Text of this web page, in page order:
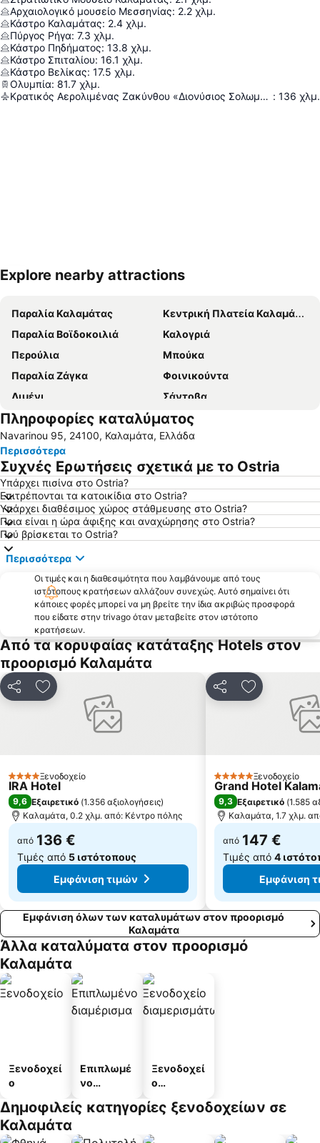
Αρχαιολογικό μουσείο Μεσσηνίας: 2.2 χλμ.
Κάστρο Καλαμάτας: 2.4 χλμ.
Πύργος Ρήγα: 7.3 χλμ.
Κάστρο Πηδήματος: 13.8 χλμ.
Κάστρο Σπιταλίου: 16.1 χλμ.
Κάστρο Βελίκας: 17.5 χλμ.
Ολυμπία: 81.7 χλμ.
Κρατικός Αερολιμένας Ζακύνθου «Διονύσιος Σολωμός» : 136 χλμ.
Ανάπτυξη χάρτη
Explore nearby attractions
Παραλία Καλαμάτας
Κεντρική Πλατεία Καλαμάτας
Παραλία Βοϊδοκοιλιά
Καλογριά
Περούλια
Μπούκα
Παραλία Ζάγκα
Φοινικούντα
Λιμένι
Σάντοβα
Χράνοι
Στούπα
Παραλία Βελίκας
Φαράγγι της Νέδας
Σπήλαια Διρού
Μεθώνη
Άγιος Ανδρέας
Οίτυλο
Λιμάνι Καλαμάτας
Κυπαρισσία
Πλατεία Αθανάτων
Γιάλοβα
Παραλία Αγερανός
Πεταλίδι
Παραλία Ρωμανού
Πολυλίμνιο
Άγιος Δημήτριος
Μικρά Μαντίνεια
Αβία - Αγροτικός Ελαιουργικός Συνεταιρισμός Μικρής Μαντίνειας και Αβίας Καλαμάτας
Πανταζί
ΚΤΕΛ Νομού Μεσσηνίας
Καλό Νερό
Ιστορικό Κέντρο Καλαμάτας
Σελινίτσα
Αλμυρός
Παραδοσιακός Οικισμός Αρεόπολης
Παραδοσιακός Οικισμός Θαλάμες
Καστράκι - Μετέωρο
Παραδοσιακός Οικισμός Γυθείου
Ριτσά
Πληροφορίες καταλύματος
Navarinou 95, 24100, Καλαμάτα, Ελλάδα
Περισσότερα
Συχνές Ερωτήσεις σχετικά με το Ostria
Υπάρχει πισίνα στο Ostria?
Επιτρέπονται τα κατοικίδια στο Ostria?
Υπάρχει διαθέσιμος χώρος στάθμευσης στο Ostria?
Ποια είναι η ώρα άφιξης και αναχώρησης στο Ostria?
Πού βρίσκεται το Ostria?
Περισσότερα
Οι τιμές και η διαθεσιμότητα που λαμβάνουμε από τους
ιστότοπους κρατήσεων αλλάζουν συνεχώς. Αυτό σημαίνει ότι
κάποιες φορές μπορεί να μη βρείτε την ίδια ακριβώς προσφορά
που είδατε στην trivago όταν μεταβείτε στον ιστότοπο
κρατήσεων.
Από τα κορυφαίας κατάταξης Hotels στον
προορισμό Καλαμάτα
ΚοινοποίησηΠροσθήκη στα αγαπημένα
4 ΑστέριαΞενοδοχείο
IRA Hotel
9,6 Εξαιρετικό (1.356 αξιολογήσεις)
Καλαμάτα, 0.2 χλμ. από: Κέντρο πόλης
από 136 €
Τιμές από 5 ιστότοπους
Εμφάνιση τιμών
ΚοινοποίησηΠροσθήκη
5 ΑστέριαΞενοδοχείο
Grand Hotel
9,3 Εξαιρετικό (1.585
Καλαμάτα, 1.7 χλμ.
από 147 €
Τιμές από 4
Εμφάνιση
Εμφάνιση όλων των καταλυμάτων στον προορισμό
Καλαμάτα
Άλλα καταλύματα στον προορισμό
Καλαμάτα
Ξενοδοχεί
ο
Επιπλωμέ
νο
α
Ξενοδοχεί
ο
άτων
Δημοφιλείς κατηγορίες ξενοδοχείων σε
Καλαμάτα